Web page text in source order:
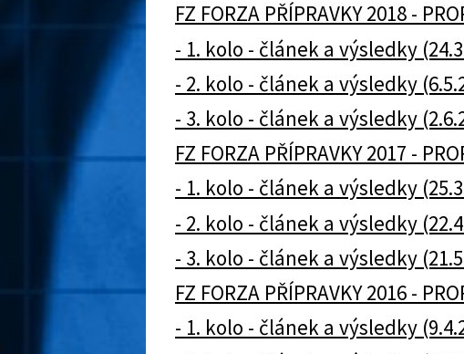
FZ FORZA PŘÍPRAVKY 2018 -
- 1. kolo - článek a výsledky
- 2. kolo - článek a výsledky
- 3. kolo - článek a výsledky
FZ FORZA PŘÍPRAVKY 2017 -
- 1. kolo - článek a výsledky
- 2. kolo - článek a výsledky
- 3. kolo - článek a výsledky
FZ FORZA PŘÍPRAVKY 2016 -
- 1. kolo - článek a výsledky